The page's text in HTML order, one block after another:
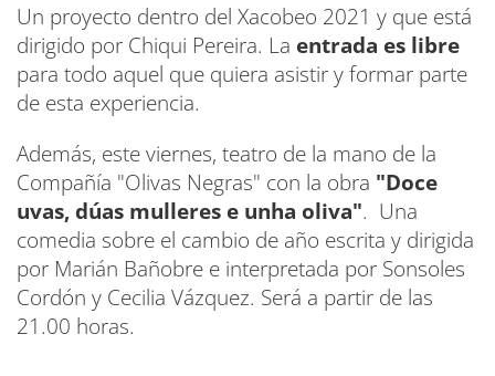
Un proyecto dentro del Xacobeo 2021 y que está
dirigido por Chiqui Pereira. La entrada es libre
para todo aquel que quiera asistir y formar parte
de esta experiencia.
Además, este viernes, teatro de la mano de la
Compañía "Olivas Negras" con la obra "Doce
uvas, dúas mulleres e unha oliva". Una
comedia sobre el cambio de año escrita y dirigida
por Marián Bañobre e interpretada por Sonsoles
Cordón y Cecilia Vázquez. Será a partir de las
21.00 horas.